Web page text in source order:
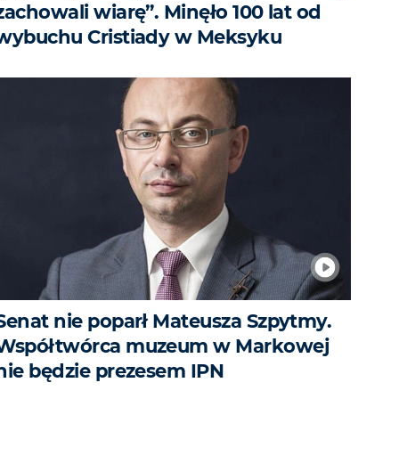
wiarę”. Minęło 100 lat od
Cristiady w Meksyku
nie poparł Mateusza Szpytmy.
muzeum w Markowej
będzie prezesem IPN